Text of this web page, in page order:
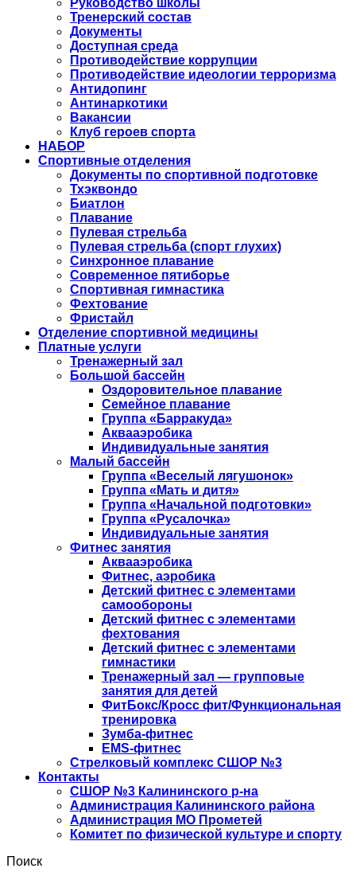
Руководство школы
Тренерский состав
Документы
Доступная среда
Противодействие коррупции
Противодействие идеологии терроризма
Антидопинг
Антинаркотики
Вакансии
Клуб героев спорта
НАБОР
Спортивные отделения
Документы по спортивной подготовке
Тхэквондо
Биатлон
Плавание
Пулевая стрельба
Пулевая стрельба (спорт глухих)
Синхронное плавание
Современное пятиборье
Спортивная гимнастика
Фехтование
Фристайл
Отделение спортивной медицины
Платные услуги
Тренажерный зал
Большой бассейн
Оздоровительное плавание
Семейное плавание
Группа «Барракуда»
Аквааэробика
Индивидуальные занятия
Малый бассейн
Группа «Веселый лягушонок»
Группа «Мать и дитя»
Группа «Начальной подготовки»
Группа «Русалочка»
Индивидуальные занятия
Фитнес занятия
Аквааэробика
Фитнес, аэробика
Детский фитнес с элементами
самообороны
Детский фитнес с элементами
фехтования
Детский фитнес с элементами
гимнастики
Тренажерный зал — групповые
занятия для детей
ФитБокс/Кросс фит/Функциональная
тренировка
Зумба-фитнес
EMS-фитнес
Стрелковый комплекс СШОР №3
Контакты
СШОР №3 Калининского р-на
Администрация Калининского района
Администрация МО Прометей
Комитет по физической культуре и спорту
Поиск